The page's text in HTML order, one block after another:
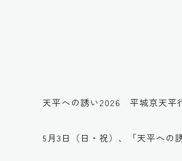
天平への誘い2026 平城京天平
5月3日（日・祝）、「天平への